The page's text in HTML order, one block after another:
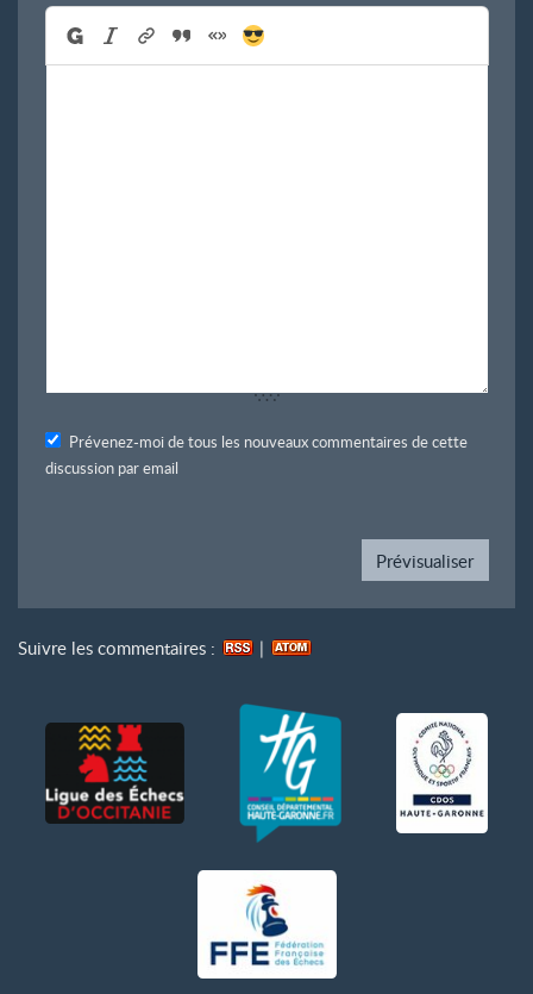
Prévenez-moi de tous les nouveaux commentaires de cette
discussion par email
Suivre les commentaires : |